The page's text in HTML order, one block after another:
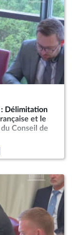
: Délimitation
et le
Conseil de